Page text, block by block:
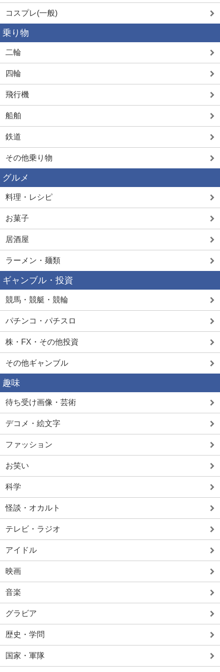
コスプレ(一般)
乗り物
二輪
四輪
飛行機
船舶
鉄道
その他乗り物
グルメ
料理・レシピ
お菓子
居酒屋
ラーメン・麺類
ギャンブル・投資
競馬・競艇・競輪
パチンコ・パチスロ
株・FX・その他投資
その他ギャンブル
趣味
待ち受け画像・芸術
デコメ・絵文字
ファッション
お笑い
科学
怪談・オカルト
テレビ・ラジオ
アイドル
映画
音楽
グラビア
歴史・学問
国家・軍隊